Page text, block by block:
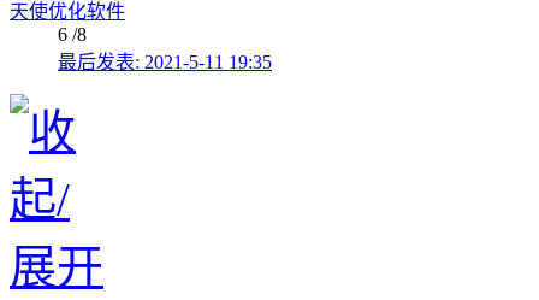
天使优化软件
6 /8
最后发表: 2021-5-11 19:35